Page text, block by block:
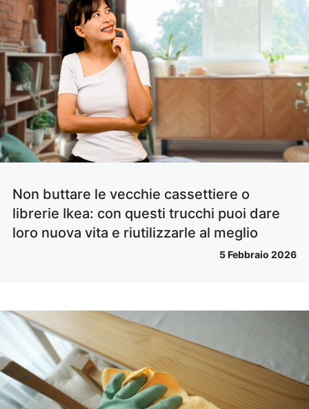
Non buttare le vecchie cassettiere o
librerie Ikea: con questi trucchi puoi dare
loro nuova vita e riutilizzarle al meglio
5 Febbraio 2026